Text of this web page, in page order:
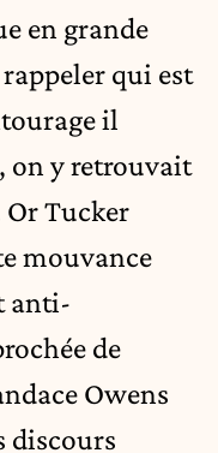
en grande
qui est
il
on y retrouvait
Tucker
mouvance
anti-
de
Owens
discours